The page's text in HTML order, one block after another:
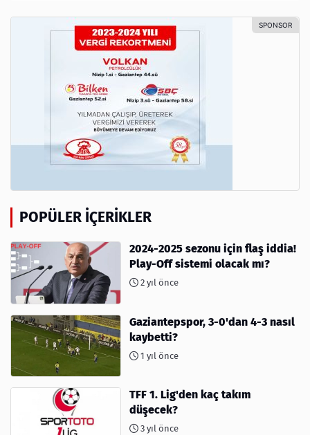
POPÜLER İÇERIKLER
2024-2025 sezonu için flaş iddia!
Play-Off sistemi olacak mı?
2 yıl önce
Gaziantepspor, 3-0'dan 4-3 nasıl
kaybetti?
1 yıl önce
TFF 1. Lig'den kaç takım
düşecek?
3 yıl önce